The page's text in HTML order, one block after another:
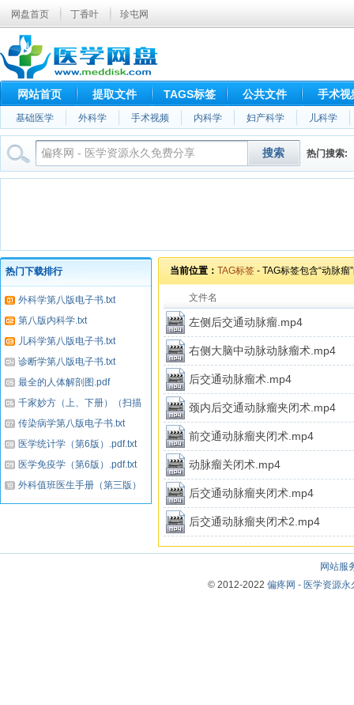
网盘首页 丁香叶 珍屯网
网站首页 提取文件 TAGS标签 公共文件 手术视
基础医学 外科学 手术视频 内科学 妇产科学 儿科学
搜索 热门搜索:
切除术 根治术 切
热门下载排行
外科学第八版电子书.txt
第八版内科学.txt
儿科学第八版电子书.txt
诊断学第八版电子书.txt
最全的人体解剖图.pdf
千家妙方（上、下册）（扫描
版）.txt...
传染病学第八版电子书.txt
医学统计学（第6版）.pdf.txt
医学免疫学（第6版）.pdf.txt
外科值班医生手册（第三版）
（高清中文版）.pdf...
当前位置： TAG标签 - TAG标签包含“动脉瘤
文件名
左侧后交通动脉瘤.mp4
右侧大脑中动脉动脉瘤术.mp4
后交通动脉瘤术.mp4
颈内后交通动脉瘤夹闭术.mp4
前交通动脉瘤夹闭术.mp4
动脉瘤关闭术.mp4
后交通动脉瘤夹闭术.mp4
后交通动脉瘤夹闭术2.mp4
网站服
© 2012-2022偏疼网 - 医学资源